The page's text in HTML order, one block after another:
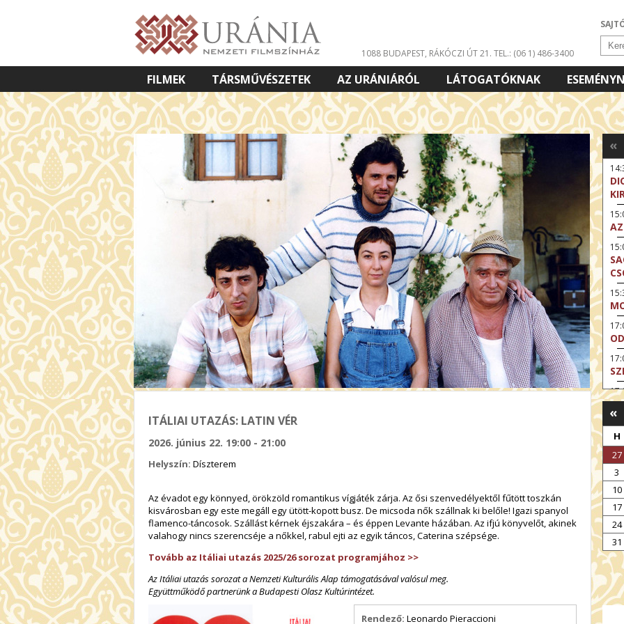
1088 BUDAPEST, RÁKÓCZI ÚT 21. TEL.: (06 1) 486-3400
FILMEK TÁRSMŰVÉSZETEK AZ URÁNIÁRÓL LÁTOGATÓKNAK
VETÍTETT KÉPES ELŐADÁSOK
ITÁLIAI UTAZÁS: LATIN VÉR
2026. június 22. 19:00 - 21:00
Helyszín: Díszterem
Az évadot egy könnyed, örökzöld romantikus vígjáték zárja. Az ősi szenvedélyektől fűtött toszkán
kisvárosban egy este megáll egy ütött-kopott busz. De micsoda nők szállnak ki belőle! Igazi spanyol
flamenco-táncosok. Szállást kérnek éjszakára – és éppen Levante házában. Az ifjú könyvelőt, akinek
valahogy nincs szerencséje a nőkkel, rabul ejti az egyik táncos, Caterina szépsége.
Tovább az Itáliai utazás 2025/26 sorozat programjához >>
Az Itáliai utazás sorozat a Nemzeti Kulturális Alap támogatásával valósul meg.
Együttműködő partnerünk a Budapesti Olasz Kultúrintézet.
Rendező: Leonardo Pieraccioni
«
A
A
«
H
27
3
10
17
24
31